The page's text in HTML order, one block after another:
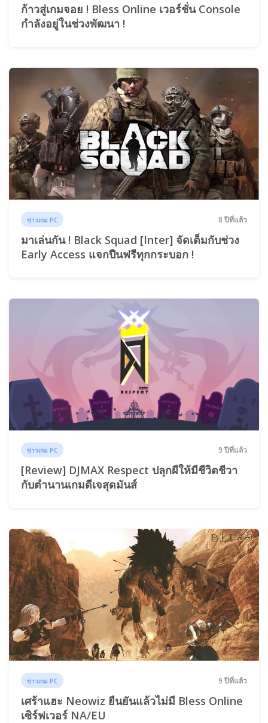
ก้าวสู่เกมจอย ! Bless Online เวอร์ชั่น Console
กำลังอยู่ในช่วงพัฒนา !
ข่าวเกม PC 8 ปีที่แล้ว
มาเล่นกัน ! Black Squad [Inter] จัดเต็มกับช่วง
Early Access แจกปืนฟรีทุกกระบอก !
ข่าวเกม PC 9 ปีที่แล้ว
[Review] DJMAX Respect ปลุกผีให้มีชีวิตชีวา
กับตำนานเกมดีเจสุดมันส์
ข่าวเกม PC 9 ปีที่แล้ว
เศร้าแฮะ Neowiz ยืนยันแล้วไม่มี Bless Online
เซิร์ฟเวอร์ NA/EU